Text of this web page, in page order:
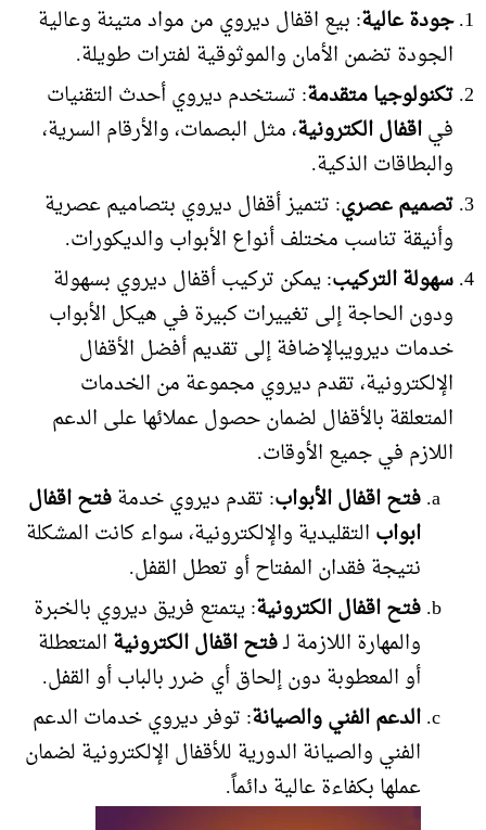
جودة عالية: بيع اقفال ديروي من مواد متينة وعالية
الجودة تضمن الأمان والموثوقية لفترات طويلة.
تكنولوجيا متقدمة: تستخدم ديروي أحدث التقنيات
فياقفال الكترونية، مثل البصمات، والأرقام السرية،
والبطاقات الذكية.
تصميم عصري: تتميز أقفال ديروي بتصاميم عصرية
وأنيقة تناسب مختلف أنواع الأبواب والديكورات.
سهولة التركيب: يمكن تركيب أقفال ديروي بسهولة
ودون الحاجة إلى تغييرات كبيرة في هيكل الأبواب
خدمات ديرويبالإضافة إلى تقديم أفضل الأقفال
الإلكترونية، تقدم ديروي مجموعة من الخدمات
المتعلقة بالأقفال لضمان حصول عملائها على الدعم
اللازم في جميع الأوقات.
فتح اقفال الأبواب: تقدم ديروي خدمةفتح اقفال
ابواب التقليدية والإلكترونية، سواء كانت المشكلة
نتيجة فقدان المفتاح أو تعطل القفل.
فتح اقفال الكترونية: يتمتع فريق ديروي بالخبرة
والمهارة اللازمة لـفتح اقفال الكترونية المتعطلة
أو المعطوبة دون إلحاق أي ضرر بالباب أو القفل.
الدعم الفني والصيانة: توفر ديروي خدمات الدعم
الفني والصيانة الدورية للأقفال الإلكترونية لضمان
عملها بكفاءة عالية دائماً.